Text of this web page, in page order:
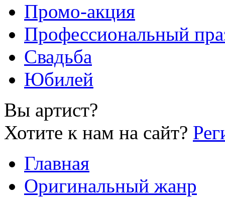
Промо-акция
Профессиональный
Свадьба
Юбилей
Вы артист?
Хотите к нам на сайт?
Главная
Оригинальный жанр